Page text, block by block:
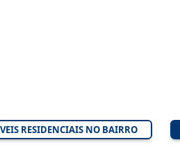
RESIDENCIAIS NO BAIRRO